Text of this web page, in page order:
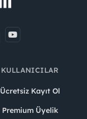
KULLANICILAR
Ücretsiz Kayıt Ol
Premium Üyelik